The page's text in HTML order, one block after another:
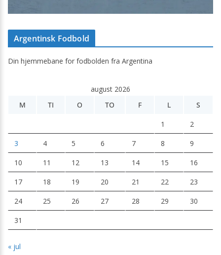
Argentinsk Fodbold
Din hjemmebane for fodbolden fra Argentina
august 2026
M
TI O TO F L S
1 2
3 4 5 6 7 8 9
10 11 12 13 14 15 16
17 18 19 20 21 22 23
24 25 26 27 28 29 30
31
« jul